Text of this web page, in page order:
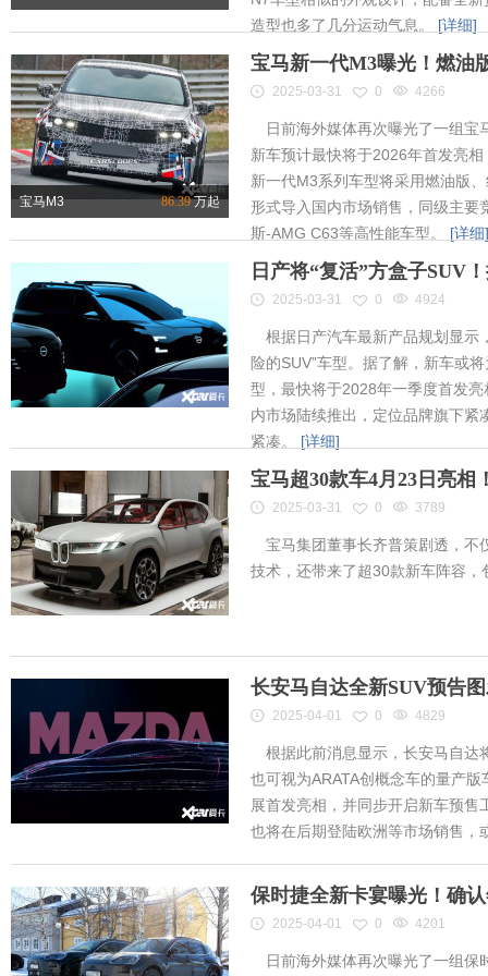
造型也多了几分运动气息。 [详细]
宝马M3 86.39万起
宝马新一代M3曝光！燃油
2025-03-31 0 4266
日前海外媒体再次曝光了一组宝
新车预计最快将于2026年首发亮
新一代M3系列车型将采用燃油版
形式导入国内市场销售，同级主要
斯-AMG C63等高性能车型。 [详细]
日产将“复活”方盒子SUV
2025-03-31 0 4924
根据日产汽车最新产品规划显示
险的SUV”车型。据了解，新车或
型，最快将于2028年一季度首发
内市场陆续推出，定位品牌旗下紧
紧凑。 [详细]
宝马超30款车4月23日亮
2025-03-31 0 3789
宝马集团董事长齐普策剧透，不
技术，还带来了超30款新车阵容
长安马自达全新SUV预告
2025-04-01 0 4829
根据此前消息显示，长安马自达
也可视为ARATA创概念车的量产
展首发亮相，并同步开启新车预售
也将在后期登陆欧洲等市场销售，
保时捷全新卡宴曝光！确
2025-04-01 0 4201
日前海外媒体再次曝光了一组保